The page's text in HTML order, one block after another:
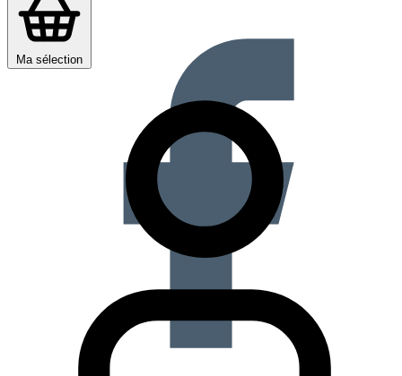
Ma sélection